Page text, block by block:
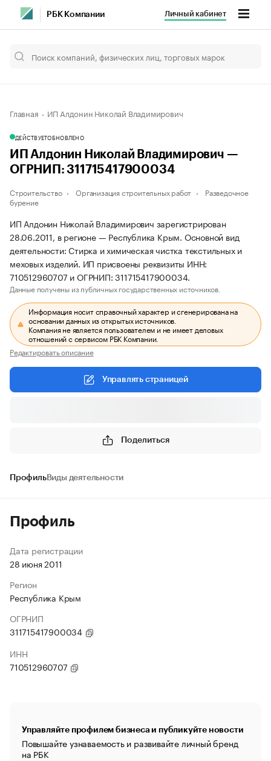
РБК Компании Личный кабинет
Главная ИП Алдонин Николай Владимирович
ДЕЙСТВУЕТОБНОВЛЕНО
ИП Алдонин Николай Владимирович —
ОГРНИП: 311715417900034
Строительство Организация строительных работ
Разведочное
бурение
ИП Алдонин Николай Владимирович зарегистрирован
28.06.2011, в регионе — Республика Крым. Основной вид
деятельности: Стирка и химическая чистка текстильных и
меховых изделий. ИП присвоены реквизиты ИНН:
710512960707 и ОГРНИП: 311715417900034.
Данные получены из публичных государственных источников.
Информация носит справочный характер и сгенерирована на
основании данных из открытых источников.
Компания не является пользователем и не имеет деловых
отношений с сервисом РБК Компании.
Редактировать описание
Управлять страницей
Поделиться
ПрофильВиды деятельности
Профиль
Дата регистрации
28 июня 2011
Регион
Республика Крым
ОГРНИП
311715417900034
ИНН
710512960707
Управляйте профилем бизнеса и публикуйте новости
Повышайте узнаваемость и развивайте личный бренд
на РБК